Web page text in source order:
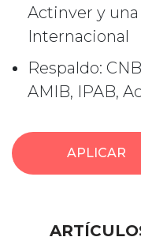
Actinver y
Internacional
Respaldo:
AMIB, IPAB,
APLICAR